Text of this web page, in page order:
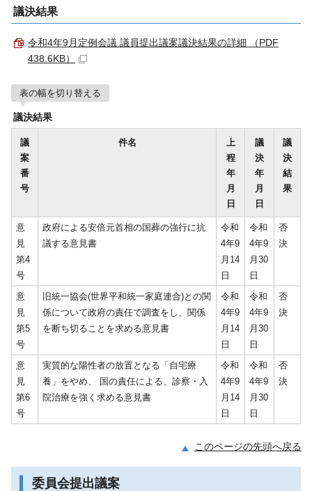
議決結果
令和4年9月定例会議 議員提出議案議決結果の詳細 （PDF
438.6KB）
表の幅を切り替える
議決結果
議
案
番
号
件名
上
程
年
月
日
議
決
年
月
日
議
決
結
果
意
見
第4
号
政府による安倍元首相の国葬の強行に抗
議する意見書
令和
4年9
月14
日
令和
4年9
月30
日
否
決
意
見
第5
号
旧統一協会(世界平和統一家庭連合)との関
係について政府の責任で調査をし、関係
を断ち切ることを求める意見書
令和
4年9
月14
日
令和
4年9
月30
日
否
決
意
見
第6
号
実質的な陽性者の放置となる「自宅療
養」をやめ、 国の責任による、診察・入
院治療を強く求める意見書
令和
4年9
月14
日
令和
4年9
月30
日
否
決
このページの先頭へ戻る
委員会提出議案